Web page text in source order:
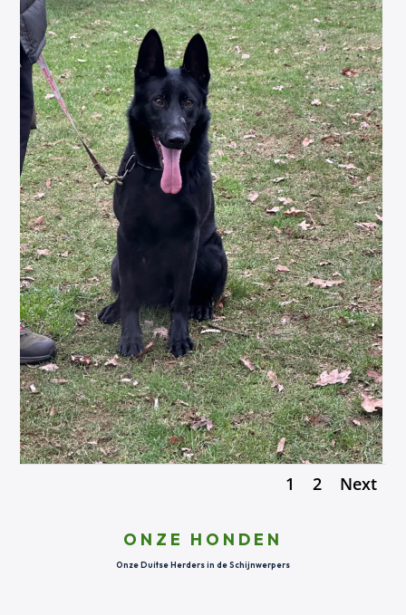
1 2 Next
ONZE HONDEN
Onze Duitse Herders in de Schijnwerpers